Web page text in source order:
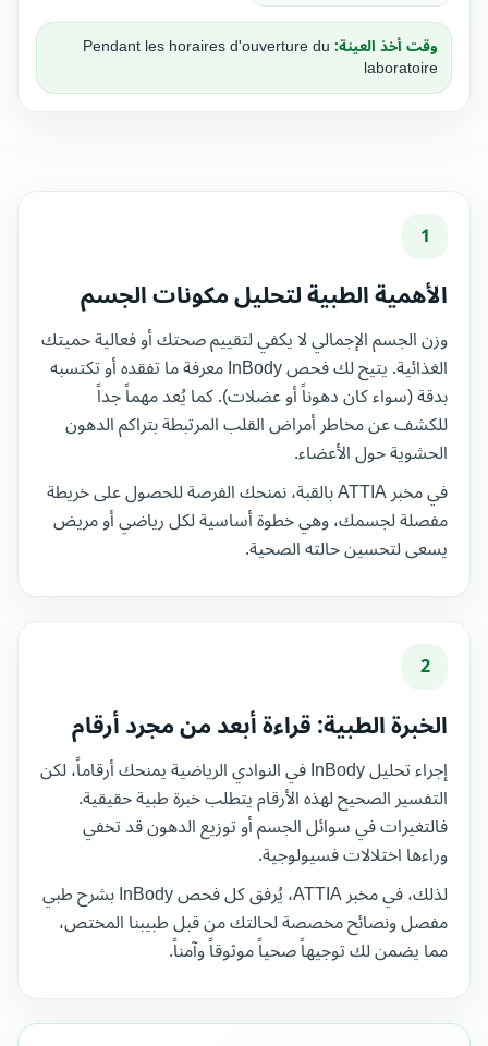
وقت أخذ العينة:Pendant les horaires d'ouverture du
laboratoire
1
الأهمية الطبية لتحليل مكونات الجسم
وزن الجسم الإجمالي لا يكفي لتقييم صحتك أو فعالية حميتك
الغذائية. يتيح لك فحص InBody معرفة ما تفقده أو تكتسبه
بدقة (سواء كان دهوناً أو عضلات). كما يُعد مهماً جداً
للكشف عن مخاطر أمراض القلب المرتبطة بتراكم الدهون
الحشوية حول الأعضاء.
في مخبر ATTIA بالقبة، نمنحك الفرصة للحصول على خريطة
مفصلة لجسمك، وهي خطوة أساسية لكل رياضي أو مريض
يسعى لتحسين حالته الصحية.
2
الخبرة الطبية: قراءة أبعد من مجرد أرقام
إجراء تحليل InBody في النوادي الرياضية يمنحك أرقاماً، لكن
التفسير الصحيح لهذه الأرقام يتطلب خبرة طبية حقيقية.
فالتغيرات في سوائل الجسم أو توزيع الدهون قد تخفي
وراءها اختلالات فسيولوجية.
لذلك، في مخبر ATTIA، يُرفق كل فحص InBody بشرح طبي
مفصل ونصائح مخصصة لحالتك من قبل طبيبنا المختص،
مما يضمن لك توجيهاً صحياً موثوقاً وآمناً.